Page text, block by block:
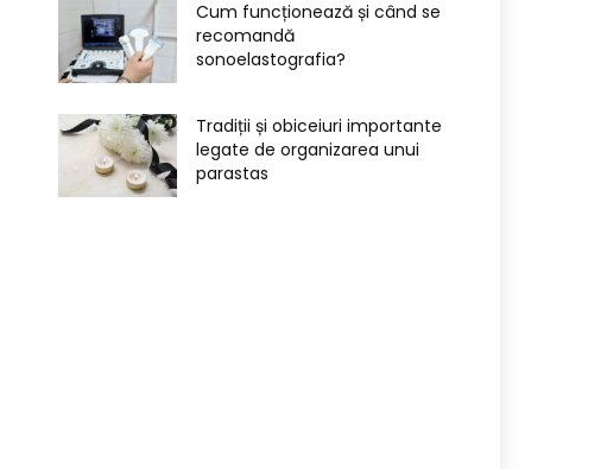
Cum funcționează și când se
recomandă
sonoelastografia?
Tradiții și obiceiuri importante
legate de organizarea unui
parastas